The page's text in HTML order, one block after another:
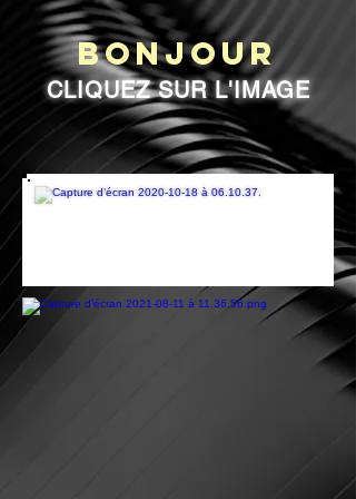
BONJOUR
CLIQUEZ SUR L'IMAGE